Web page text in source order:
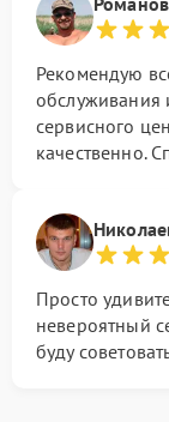
Рекомендую
обслуживания
сервисного
качественно.
Просто
невероятный
буду